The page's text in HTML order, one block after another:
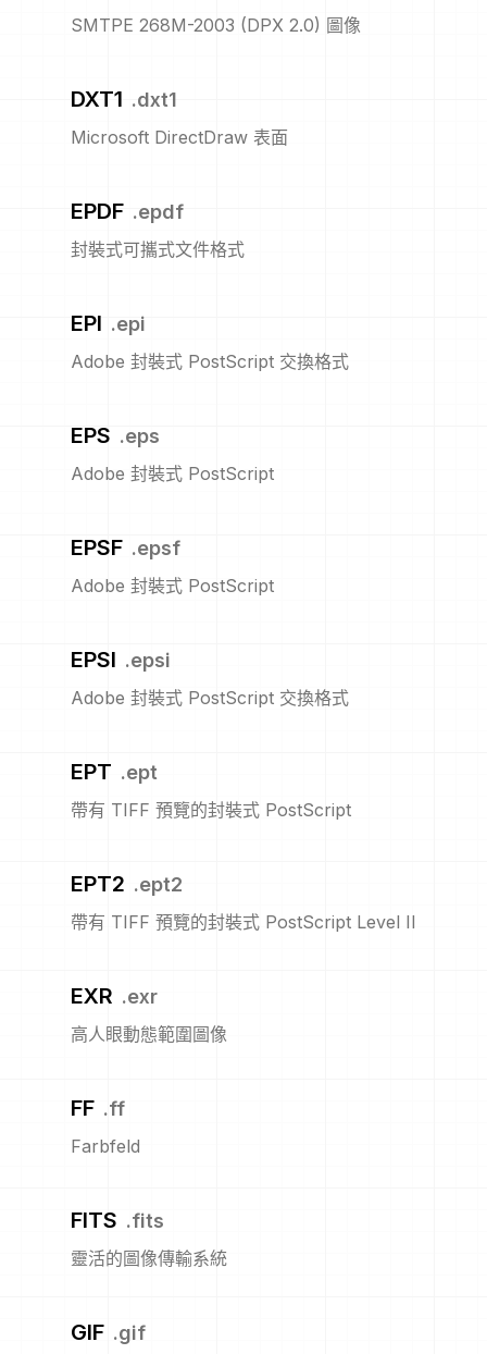
SMTPE 268M-2003 (DPX 2.0) 圖像
DXT1 .dxt1
Microsoft DirectDraw 表面
EPDF .epdf
封裝式可攜式文件格式
EPI .epi
Adobe 封裝式 PostScript 交換格式
EPS .eps
Adobe 封裝式 PostScript
EPSF .epsf
Adobe 封裝式 PostScript
EPSI .epsi
Adobe 封裝式 PostScript 交換格式
EPT .ept
帶有 TIFF 預覽的封裝式 PostScript
EPT2 .ept2
帶有 TIFF 預覽的封裝式 PostScript Level II
EXR .exr
高人眼動態範圍圖像
FF .ff
Farbfeld
FITS .fits
靈活的圖像傳輸系統
GIF .gif